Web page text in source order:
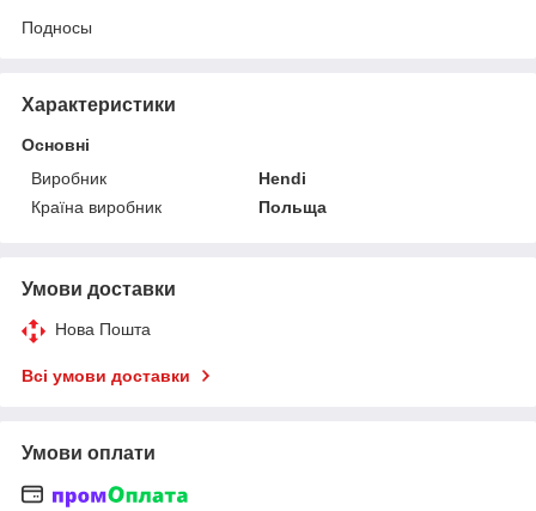
Подносы
Характеристики
Основні
Виробник
Hendi
Країна виробник
Польща
Умови доставки
Нова Пошта
Всі умови доставки
Умови оплати